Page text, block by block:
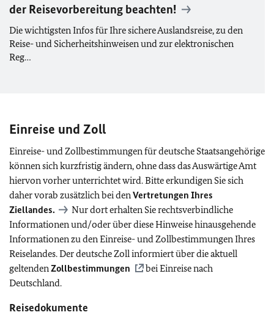
der Reisevorbereitung beachten!
Die wichtigsten Infos für Ihre sichere Auslandsreise, zu den
Reise- und Sicherheitshinweisen und zur elektronischen
Reg…
Einreise und Zoll
Einreise- und Zollbestimmungen für deutsche Staatsangehörige
können sich kurzfristig ändern, ohne dass das Auswärtige Amt
hiervon vorher unterrichtet wird. Bitte erkundigen Sie sich
daher vorab zusätzlich bei denVertretungen Ihres
Ziellandes.
Nur dort erhalten Sie rechtsverbindliche
Informationen und/oder über diese Hinweise hinausgehende
Informationen zu den Einreise- und Zollbestimmungen Ihres
Reiselandes. Der deutsche Zoll informiert über die aktuell
geltendenZollbestimmungen
bei Einreise nach
Deutschland.
Reisedokumente